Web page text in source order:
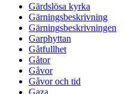
Gärdslösa kyrka
Gärningsbeskrivning
Gärningsbeskrivningen
Garphyttan
Gåtfullhet
Gåtor
Gåvor
Gåvor och tid
Gaza